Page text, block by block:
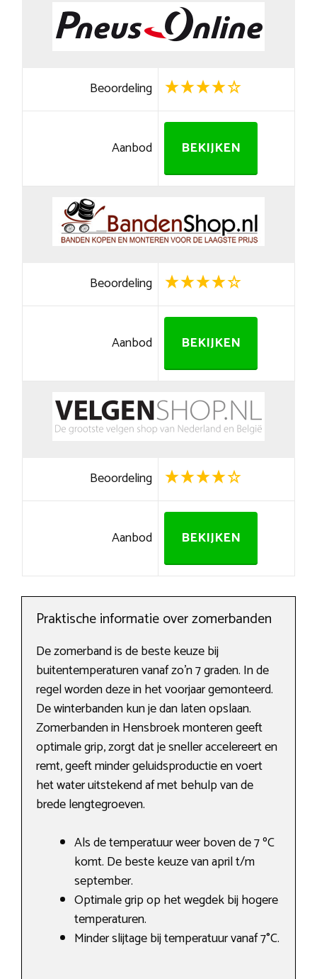
Beoordeling
Aanbod BEKIJKEN
Beoordeling
Aanbod BEKIJKEN
Beoordeling
Aanbod BEKIJKEN
Praktische informatie over zomerbanden
De zomerband is de beste keuze bij
buitentemperaturen vanaf zo’n 7 graden. In de
regel worden deze in het voorjaar gemonteerd.
De winterbanden kun je dan laten opslaan.
Zomerbanden in Hensbroek monteren geeft
optimale grip, zorgt dat je sneller accelereert en
remt, geeft minder geluidsproductie en voert
het water uitstekend af met behulp van de
brede lengtegroeven.
Als de temperatuur weer boven de 7 ºC
komt. De beste keuze van april t/m
september.
Optimale grip op het wegdek bij hogere
temperaturen.
Minder slijtage bij temperatuur vanaf 7°C.